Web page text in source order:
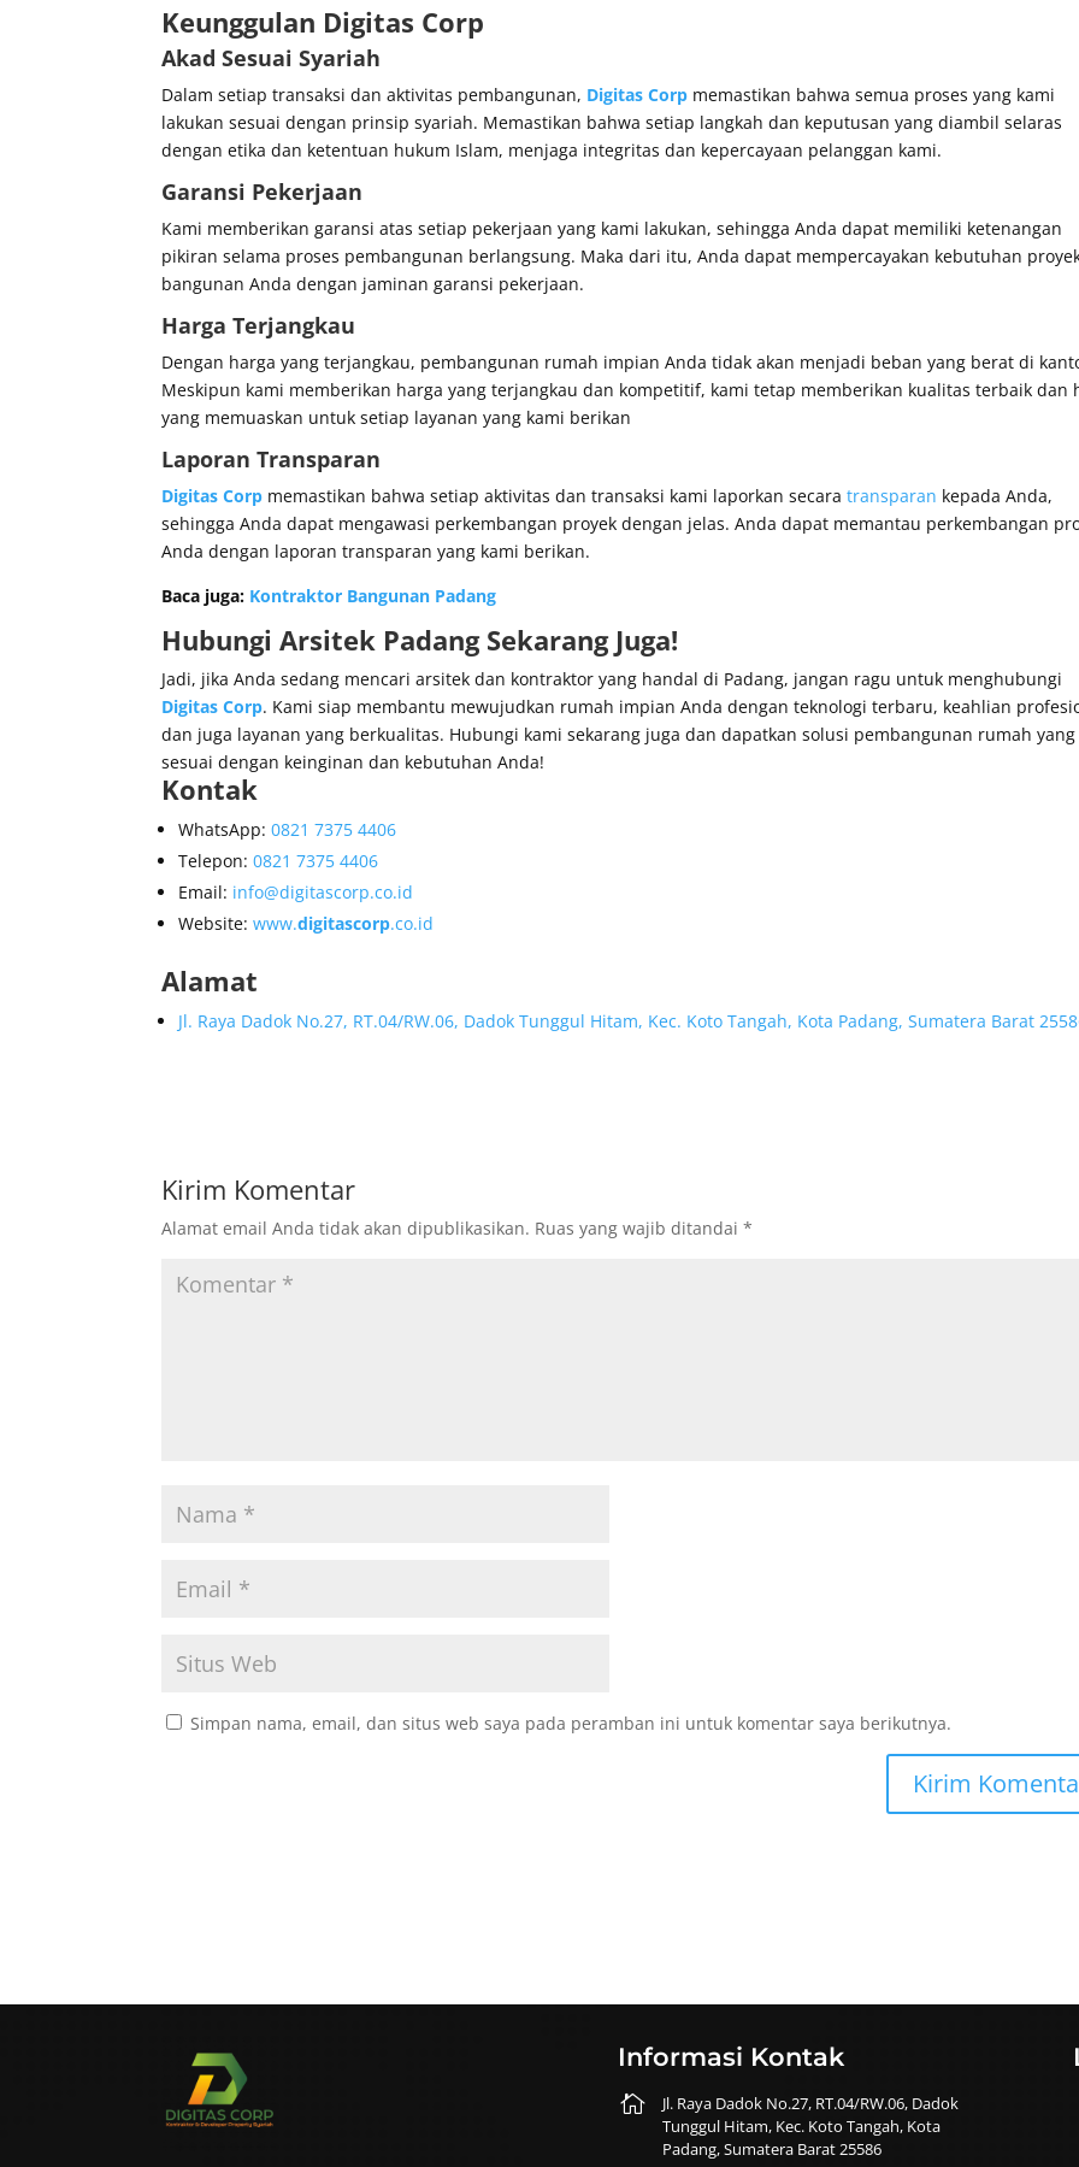
Keunggulan Digitas Corp
Akad Sesuai Syariah
Dalam setiap transaksi dan aktivitas pembangunan, Digitas Corp memastikan bahwa semua proses yang kami
lakukan sesuai dengan prinsip syariah. Memastikan bahwa setiap langkah dan keputusan yang diambil selaras
dengan etika dan ketentuan hukum Islam, menjaga integritas dan kepercayaan pelanggan kami.
Garansi Pekerjaan
Kami memberikan garansi atas setiap pekerjaan yang kami lakukan, sehingga Anda dapat memiliki ketenangan
pikiran selama proses pembangunan berlangsung. Maka dari itu, Anda dapat mempercayakan kebutuhan
bangunan Anda dengan jaminan garansi pekerjaan.
Harga Terjangkau
Dengan harga yang terjangkau, pembangunan rumah impian Anda tidak akan menjadi beban yang berat di
Meskipun kami memberikan harga yang terjangkau dan kompetitif, kami tetap memberikan kualitas terbaik dan
yang memuaskan untuk setiap layanan yang kami berikan
Laporan Transparan
Digitas Corp memastikan bahwa setiap aktivitas dan transaksi kami laporkan secaratransparan kepada Anda,
sehingga Anda dapat mengawasi perkembangan proyek dengan jelas. Anda dapat memantau perkembangan
Anda dengan laporan transparan yang kami berikan.
Baca juga: Kontraktor Bangunan Padang
HubungiArsitek PadangSekarang Juga!
Jadi, jika Anda sedang mencari arsitek dan kontraktor yang handal di Padang, jangan ragu untuk menghubungi
Digitas Corp. Kami siap membantu mewujudkan rumah impian Anda dengan teknologi terbaru, keahlian
dan juga layanan yang berkualitas. Hubungi kami sekarang juga dan dapatkan solusi pembangunan rumah yang
sesuai dengan keinginan dan kebutuhan Anda!
Kontak
WhatsApp:0821 7375 4406
Telepon:0821 7375 4406
Email: info@digitascorp.co.id
Website:www.digitascorp.co.id
Alamat
Jl. Raya Dadok No.27, RT.04/RW.06, Dadok Tunggul Hitam, Kec. Koto Tangah, Kota Padang, Sumatera Barat
Kirim Komentar
Alamat email Anda tidak akan dipublikasikan. Ruas yang wajib ditandai*
Simpan nama, email, dan situs web saya pada peramban ini untuk komentar saya berikutnya.
Informasi Kontak

Jl. Raya Dadok No.27, RT.04/RW.06, Dadok
Tunggul Hitam, Kec. Koto Tangah, Kota
Padang, Sumatera Barat 25586